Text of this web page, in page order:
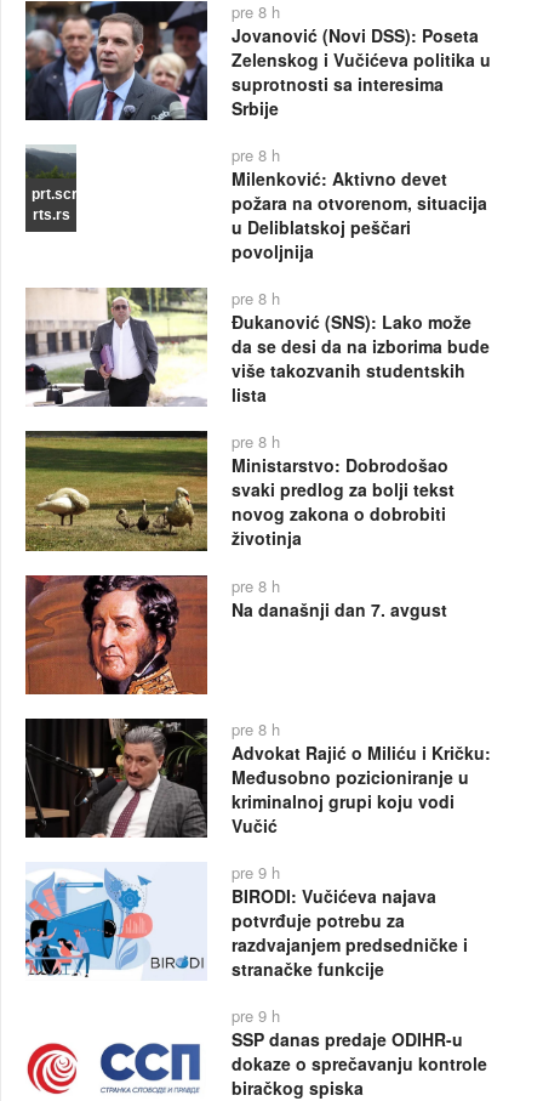
pre 8 h
Jovanović (Novi DSS): Poseta
Zelenskog i Vučićeva politika u
suprotnosti sa interesima
Srbije
prt.scr
rts.rs
pre 8 h
Milenković: Aktivno devet
požara na otvorenom, situacija
u Deliblatskoj peščari
povoljnija
pre 8 h
Đukanović (SNS): Lako može
da se desi da na izborima bude
više takozvanih studentskih
lista
pre 8 h
Ministarstvo: Dobrodošao
svaki predlog za bolji tekst
novog zakona o dobrobiti
životinja
pre 8 h
Na današnji dan 7. avgust
pre 8 h
Advokat Rajić o Miliću i Kričku:
Međusobno pozicioniranje u
kriminalnoj grupi koju vodi
Vučić
pre 9 h
BIRODI: Vučićeva najava
potvrđuje potrebu za
razdvajanjem predsedničke i
stranačke funkcije
pre 9 h
SSP danas predaje ODIHR-u
dokaze o sprečavanju kontrole
biračkog spiska